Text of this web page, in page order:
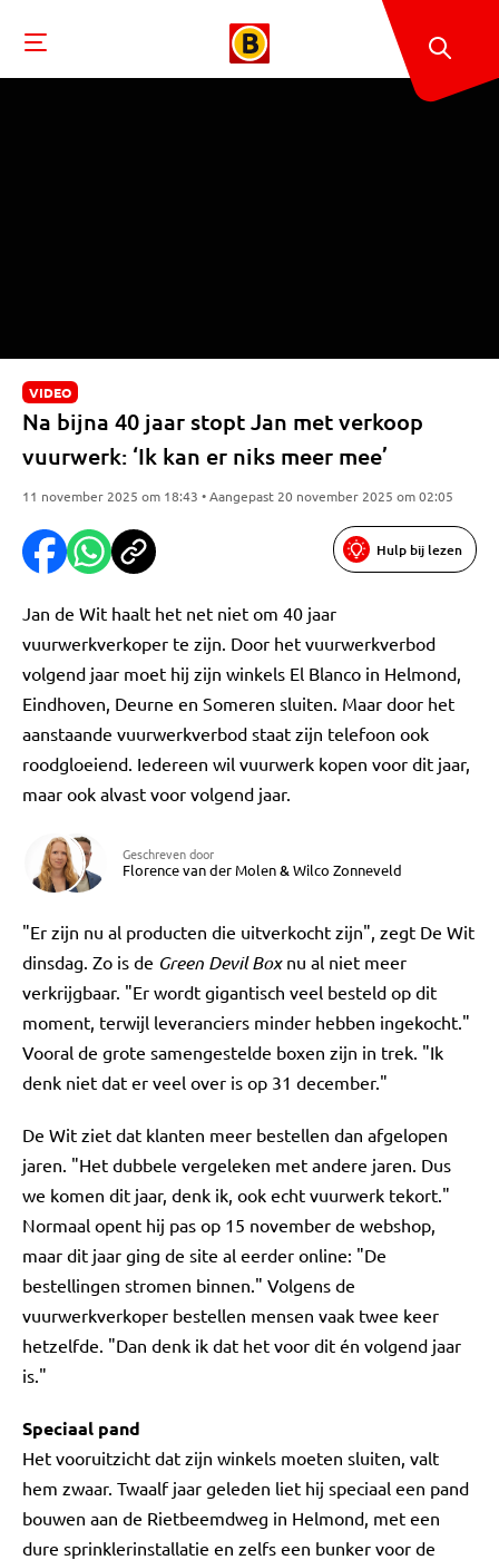
VIDEO
Na bijna 40 jaar stopt Jan met verkoop
vuurwerk: ‘Ik kan er niks meer mee’
11 november 2025 om 18:43 • Aangepast 20 november 2025 om 02:05
Hulp bij lezen
Jan de Wit haalt het net niet om 40 jaar
vuurwerkverkoper te zijn. Door het vuurwerkverbod
volgend jaar moet hij zijn winkels El Blanco in Helmond,
Eindhoven, Deurne en Someren sluiten. Maar door het
aanstaande vuurwerkverbod staat zijn telefoon ook
roodgloeiend. Iedereen wil vuurwerk kopen voor dit jaar,
maar ook alvast voor volgend jaar.
Geschreven door
Florence van der Molen&Wilco Zonneveld
"Er zijn nu al producten die uitverkocht zijn", zegt De Wit
dinsdag. Zo is de Green Devil Boxnu al niet meer
verkrijgbaar. "Er wordt gigantisch veel besteld op dit
moment, terwijl leveranciers minder hebben ingekocht."
Vooral de grote samengestelde boxen zijn in trek. "Ik
denk niet dat er veel over is op 31 december."
De Wit ziet dat klanten meer bestellen dan afgelopen
jaren. "Het dubbele vergeleken met andere jaren. Dus
we komen dit jaar, denk ik, ook echt vuurwerk tekort."
Normaal opent hij pas op 15 november de webshop,
maar dit jaar ging de site al eerder online: "De
bestellingen stromen binnen." Volgens de
vuurwerkverkoper bestellen mensen vaak twee keer
hetzelfde. "Dan denk ik dat het voor dit én volgend jaar
is."
Speciaal pand
Het vooruitzicht dat zijn winkels moeten sluiten, valt
hem zwaar. Twaalf jaar geleden liet hij speciaal een pand
bouwen aan de Rietbeemdweg in Helmond, met een
dure sprinklerinstallatie en zelfs een bunker voor de